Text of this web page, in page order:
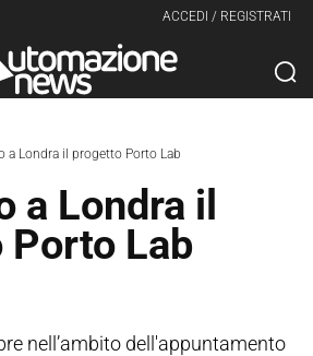
ACCEDI / REGISTRATI
a Londra il progetto Porto Lab
a Londra il
Porto Lab
nell’ambito dell'appuntamento